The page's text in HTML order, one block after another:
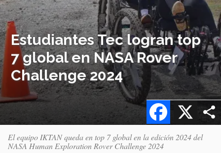
Estudiantes Tec logran top
7 global en NASA Rover
Challenge 2024
X
Facebook
El equipo IKTAN queda en top 7 global en la edición 2024 del
NASA Human Exploration Rover Challenge 2024